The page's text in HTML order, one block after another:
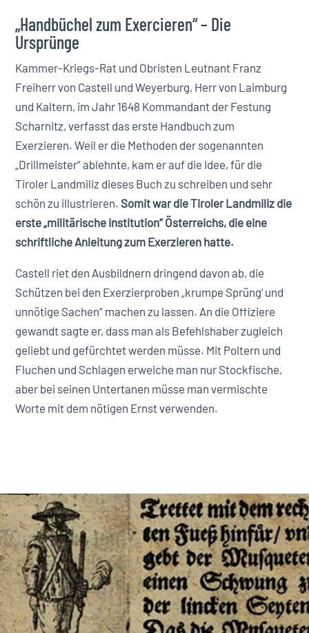
„Handbüchel zum Exercieren“ – Die
Ursprünge
Kammer-Kriegs-Rat und Obristen Leutnant Franz
Freiherr von Castell und Weyerburg, Herr von Laimburg
und Kaltern, im Jahr 1648 Kommandant der Festung
Scharnitz, verfasst das erste Handbuch zum
Exerzieren. Weil er die Methoden der sogenannten
„Drillmeister“ ablehnte, kam er auf die Idee, für die
Tiroler Landmiliz dieses Buch zu schreiben und sehr
schön zu illustrieren. Somit war die Tiroler Landmiliz die
erste „militärische Institution“ Österreichs, die eine
schriftliche Anleitung zum Exerzieren hatte.
Castell riet den Ausbildnern dringend davon ab, die
Schützen bei den Exerzierproben „krumpe Sprüng‘ und
unnötige Sachen“ machen zu lassen. An die Offiziere
gewandt sagte er, dass man als Befehlshaber zugleich
geliebt und gefürchtet werden müsse. Mit Poltern und
Fluchen und Schlagen erweiche man nur Stockfische,
aber bei seinen Untertanen müsse man vermischte
Worte mit dem nötigen Ernst verwenden.